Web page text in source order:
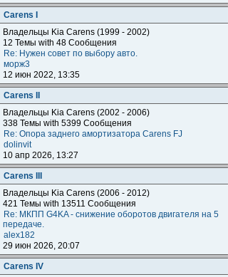
Carens I
Владельцы Kia Carens (1999 - 2002)
12 Темы with 48 Сообщения
Re: Нужен совет по выбору авто.
морж3
12 июн 2022, 13:35
Carens II
Владельцы Kia Carens (2002 - 2006)
338 Темы with 5399 Сообщения
Re: Опора заднего амортизатора Carens FJ
dolinvit
10 апр 2026, 13:27
Carens III
Владельцы Kia Carens (2006 - 2012)
421 Темы with 13511 Сообщения
Re: МКПП G4KA - снижение оборотов двигателя на 5
передаче.
alex182
29 июн 2026, 20:07
Carens IV